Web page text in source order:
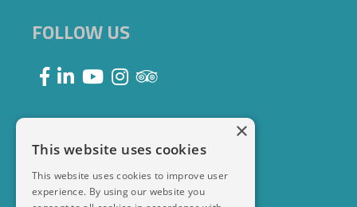
FOLLOW US
×
This website uses cookies
This website uses cookies to improve user
experience. By using our website you